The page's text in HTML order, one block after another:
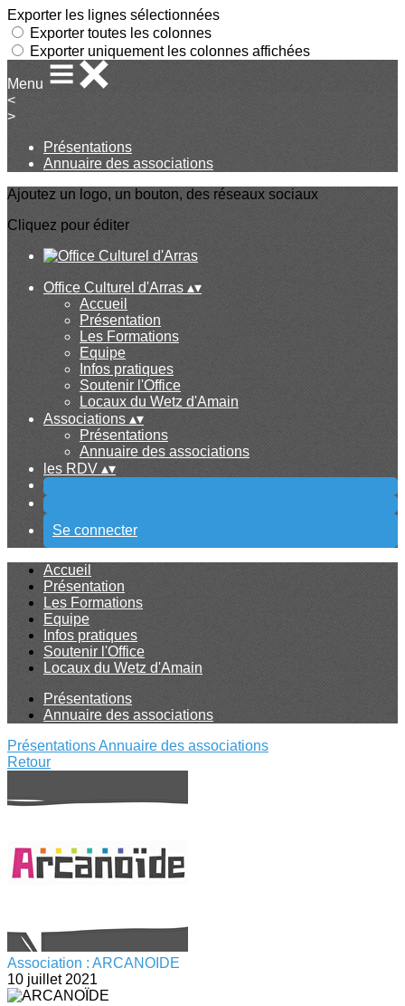
Exporter les lignes sélectionnées
Exporter toutes les colonnes
Exporter uniquement les colonnes affichées
Menu
<
>
Présentations
Annuaire des associations
Ajoutez un logo, un bouton, des réseaux sociaux
Cliquez pour éditer
Office Culturel d'Arras ▴▾
Accueil
Présentation
Les Formations
Equipe
Infos pratiques
Soutenir l'Office
Locaux du Wetz d'Amain
Associations ▴▾
Présentations
Annuaire des associations
les RDV ▴▾
Se connecter
Accueil
Présentation
Les Formations
Equipe
Infos pratiques
Soutenir l'Office
Locaux du Wetz d'Amain
Présentations
Annuaire des associations
PrésentationsAnnuaire des associations
Retour
Association : ARCANOIDE
10 juillet 2021